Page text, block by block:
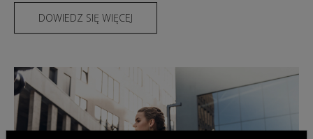
DOWIEDZ SIĘ WIĘCEJ